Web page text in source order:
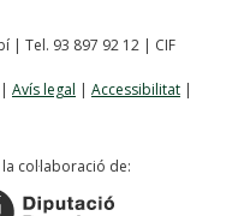
| Tel. 93 897 92 12 | CIF
| Avís legal | Accessibilitat |
col·laboració de: